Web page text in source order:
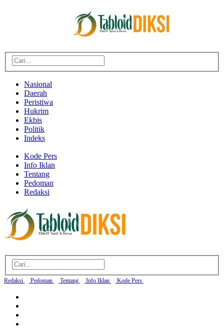
Nasional
Daerah
Peristiwa
Hukrim
Ekbis
Politik
Indeks
Kode Pers
Info Iklan
Tentang
Pedoman
Redaksi
Redaksi Pedoman Tentang Info Iklan Kode Pers